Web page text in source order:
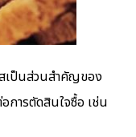
เป็นส่วนสำคัญของ
การตัดสินใจซื้อ เช่น